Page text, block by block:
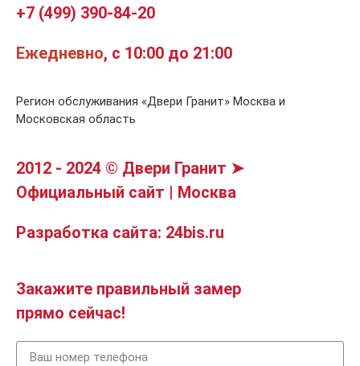
+7 (499) 390-84-20
Ежедневно, с 10:00 до 21:00
Регион обслуживания «Двери Гранит» Москва и
Московская область
2012 - 2024 © Двери Гранит ➤
Официальный сайт | Москва
Разработка сайта: 24bis.ru
Закажите правильный замер
прямо сейчас!